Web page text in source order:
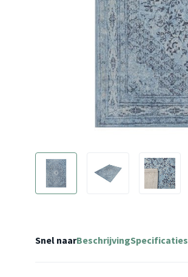
Snel naarBeschrijvingSpecificaties